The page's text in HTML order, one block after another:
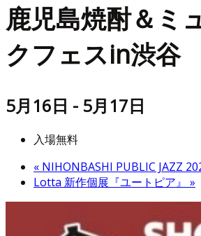
鹿児島焼酎＆ミ
クフェスin渋谷
5月16日 - 5月17日
入場無料
« NIHONBASHI PUBLIC JAZZ
Lotta 新作個展『ユートピア』 »